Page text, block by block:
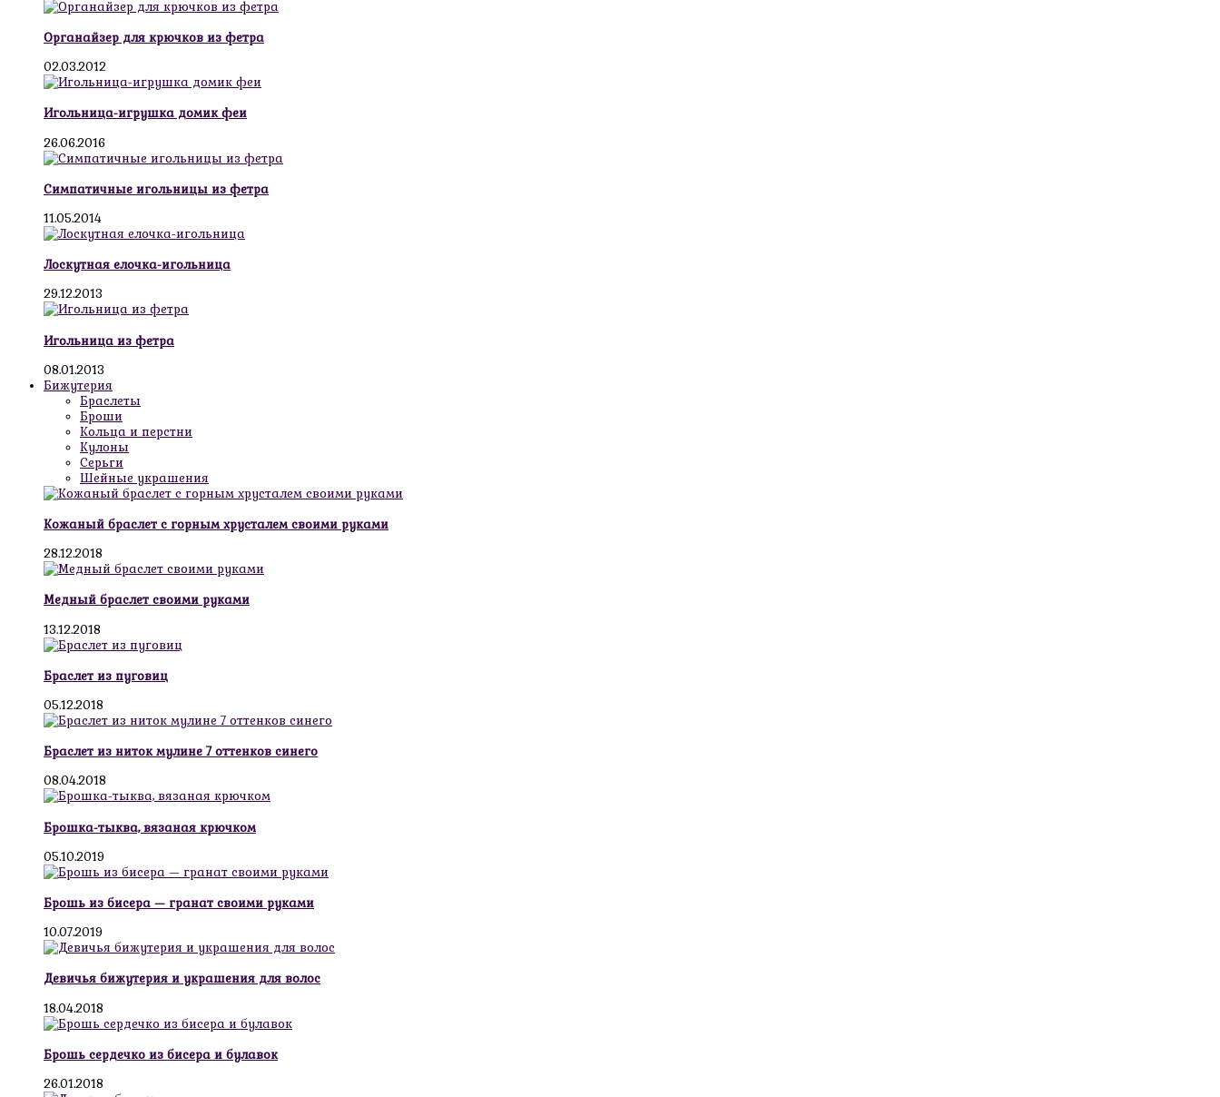
Органайзер для крючков из фетра
02.03.2012
Игольница-игрушка домик феи
26.06.2016
Симпатичные игольницы из фетра
11.05.2014
Лоскутная елочка-игольница
29.12.2013
Игольница из фетра
08.01.2013
Бижутерия
Браслеты
Броши
Кольца и перстни
Кулоны
Серьги
Шейные украшения
Кожаный браслет с горным хрусталем своими руками
28.12.2018
Медный браслет своими руками
13.12.2018
Браслет из пуговиц
05.12.2018
Браслет из ниток мулине 7 оттенков синего
08.04.2018
Брошка-тыква, вязаная крючком
05.10.2019
Брошь из бисера — гранат своими руками
10.07.2019
Девичья бижутерия и украшения для волос
18.04.2018
Брошь сердечко из бисера и булавок
26.01.2018